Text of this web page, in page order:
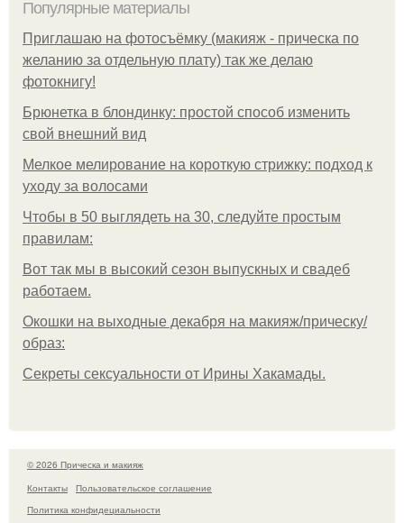
Популярные материалы
Приглашаю на фотосъёмку (макияж - прическа по
желанию за отдельную плату) так же делаю
фотокнигу!
Брюнетка в блондинку: простой способ изменить
свой внешний вид
Мелкое мелирование на короткую стрижку: подход к
уходу за волосами
Чтобы в 50 выглядеть на 30, следуйте простым
правилам:
Вот так мы в высокий сезон выпускных и свадеб
работаем.
Окошки на выходные декабря на макияж/прическу/
образ:
Секреты сексуальности от Ирины Хакамады.
© 2026 Прическа и макияж
Контакты
Пользовательское соглашение
Политика конфидециальности